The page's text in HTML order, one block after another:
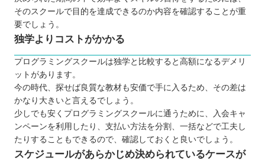
そのスクールで目的を達成できるのか内容を確認することが重
要でしょう。
独学よりコストがかかる
プログラミングスクールは独学と比較すると高額になるデメリ
ットがあります。
今の時代、探せば良質な教材も安価で手に入るため、その差は
かなり大きいと言えるでしょう。
少しでも安くプログラミングスクールに通うために、入会キャ
ンペーンを利用したり、支払い方法を分割、一括などで工夫し
たりすることもできるので、確認しておくと良いでしょう。
スケジュールがあらかじめ決められているケースが